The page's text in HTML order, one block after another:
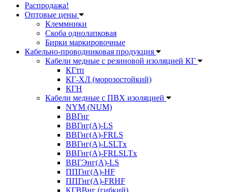
Распродажа!
Оптовые цены
Клеммники
Скоба однолапковая
Бирки маркировочные
Кабельно-проводниковая продукция
Кабели медные с резиновой изоляцией КГ
КГтп
КГ-ХЛ (морозостойкий)
КГН
Кабели медные с ПВХ изоляцией
NYM (NUM)
ВВГнг
ВВГнг(А)-LS
ВВГнг(А)-FRLS
ВВГнг(A)-LSLTx
ВВГнг(A)-FRLSLTx
ВВГЭнг(А)-LS
ППГнг(А)-HF
ППГнг(А)-FRHF
КГВВнг (гибкий)